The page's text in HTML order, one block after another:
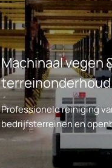
Machinaal vegen
terreinonderhoud
Professionele reiniging
bedrijfsterreinen en